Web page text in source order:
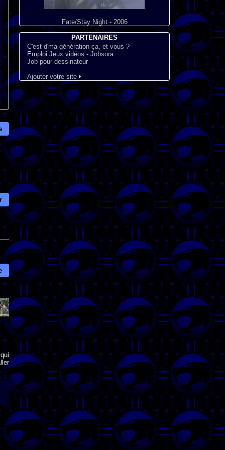
Fate/Stay Night - 2006
PARTENAIRES
C'est d'ma génération ça, et vous ?
Emploi Jeux vidéos - Jobsora
Job pour dessinateur
Ajouter votre site